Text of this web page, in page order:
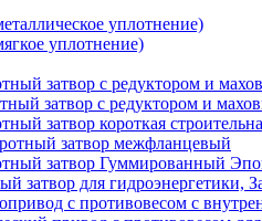
уплотнение)
уплотнение)
затвор с редуктором и
затвор с редуктором и
затвор короткая
затвор межфланцевый
затвор Гуммированный
затвор для гидроэнергетики,
с противовесом с